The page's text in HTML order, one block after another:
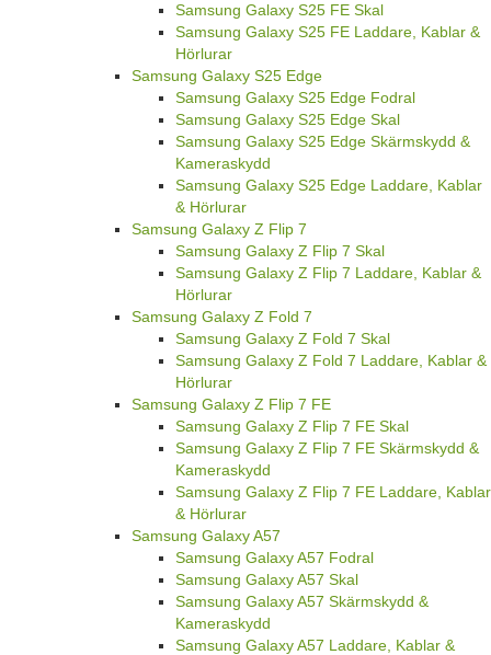
Samsung Galaxy S25 FE Skal
Samsung Galaxy S25 FE Laddare, Kablar &
Hörlurar
Samsung Galaxy S25 Edge
Samsung Galaxy S25 Edge Fodral
Samsung Galaxy S25 Edge Skal
Samsung Galaxy S25 Edge Skärmskydd &
Kameraskydd
Samsung Galaxy S25 Edge Laddare, Kablar
& Hörlurar
Samsung Galaxy Z Flip 7
Samsung Galaxy Z Flip 7 Skal
Samsung Galaxy Z Flip 7 Laddare, Kablar &
Hörlurar
Samsung Galaxy Z Fold 7
Samsung Galaxy Z Fold 7 Skal
Samsung Galaxy Z Fold 7 Laddare, Kablar &
Hörlurar
Samsung Galaxy Z Flip 7 FE
Samsung Galaxy Z Flip 7 FE Skal
Samsung Galaxy Z Flip 7 FE Skärmskydd &
Kameraskydd
Samsung Galaxy Z Flip 7 FE Laddare, Kablar
& Hörlurar
Samsung Galaxy A57
Samsung Galaxy A57 Fodral
Samsung Galaxy A57 Skal
Samsung Galaxy A57 Skärmskydd &
Kameraskydd
Samsung Galaxy A57 Laddare, Kablar &